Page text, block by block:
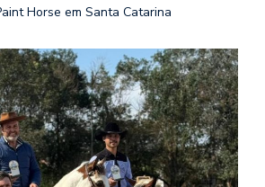
Horse em Santa Catarina